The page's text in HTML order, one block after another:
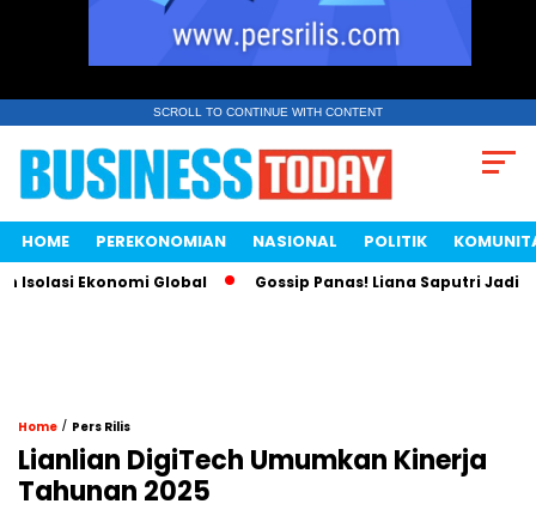
SCROLL TO CONTINUE WITH CONTENT
HOME PEREKONOMIAN NASIONAL POLITIK
Ekonomi Global Gossip Panas! Liana Saputri Jadi
Home / Pers Rilis
Lianlian DigiTech Umumkan Kinerja
Tahunan 2025